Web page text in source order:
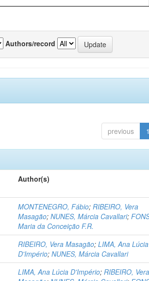
Authors/record
previous 1
Author(s)
MONTENEGRO, Fábio; RIBEIRO, Vera
Masagão; NUNES, Márcia Cavallari;
Maria da Conceição F.R.
RIBEIRO, Vera Masagão; LIMA, Ana Lúcia
D'Império; NUNES, Márcia Cavallari
LIMA, Ana Lúcia D'Império; RIBEIRO, Vera